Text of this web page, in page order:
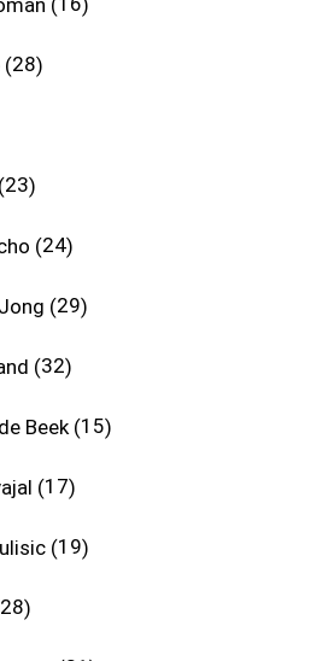
28
23
24
29
32
Beek 15
17
19
28